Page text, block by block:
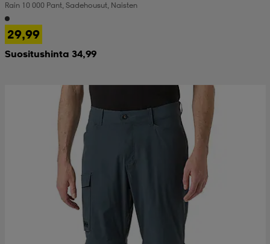
Rain 10 000 Pant, Sadehousut, Naisten
29,99
Suositushinta 34,99